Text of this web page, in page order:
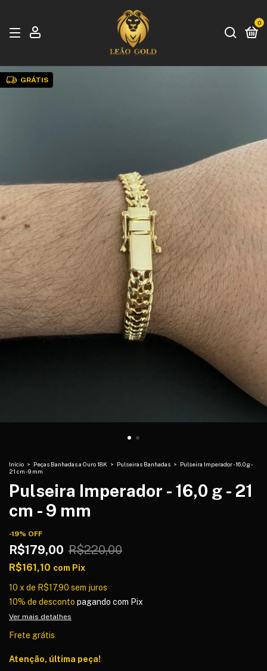
0
GRÁTIS
Início > Peças Banhadas a Ouro 18K > Pulseiras Banhadas > Pulseira Imperador - 16,0 g -
21 cm - 9 mm
Pulseira Imperador - 16,0 g - 21
cm - 9 mm
-19% OFF
R$179,00 R$220,00
R$161,10 com Pix
10 xde R$17,90 sem juros
10% de desconto pagando com Pix
Ver mais detalhes
Frete grátis
Atenção, última peça!